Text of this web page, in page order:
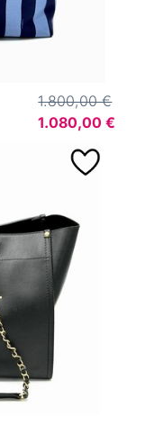
1.800,00 €
1.080,00 €